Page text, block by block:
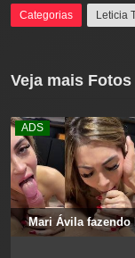
Categorias Leticia
Veja mais
ADS
Mari Ávila fazendo